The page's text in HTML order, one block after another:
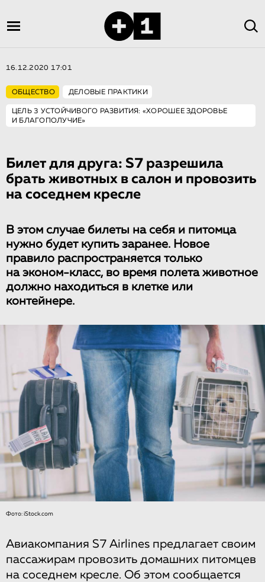
16.12.2020 17:01
ОБЩЕСТВО ДЕЛОВЫЕ ПРАКТИКИ
ЦЕЛЬ 3 УСТОЙЧИВОГО РАЗВИТИЯ: «ХОРОШЕЕ ЗДОРОВЬЕ
И БЛАГОПОЛУЧИЕ»
Билет для друга: S7 разрешила
брать животных в салон и провозить
на соседнем кресле
В этом случае билеты на себя и питомца
нужно будет купить заранее. Новое
правило распространяется только
на эконом-класс, во время полета животное
должно находиться в клетке или
контейнере.
Фото: iStock.com
Авиакомпания S7 Airlines предлагает своим
пассажирам провозить домашних питомцев
на соседнем кресле. Об этом сообщается